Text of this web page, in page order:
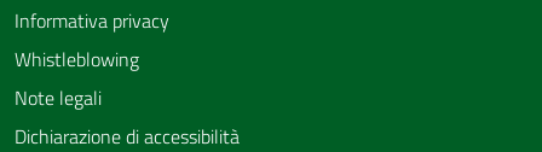
Informativa privacy
Whistleblowing
Note legali
Dichiarazione di accessibilità